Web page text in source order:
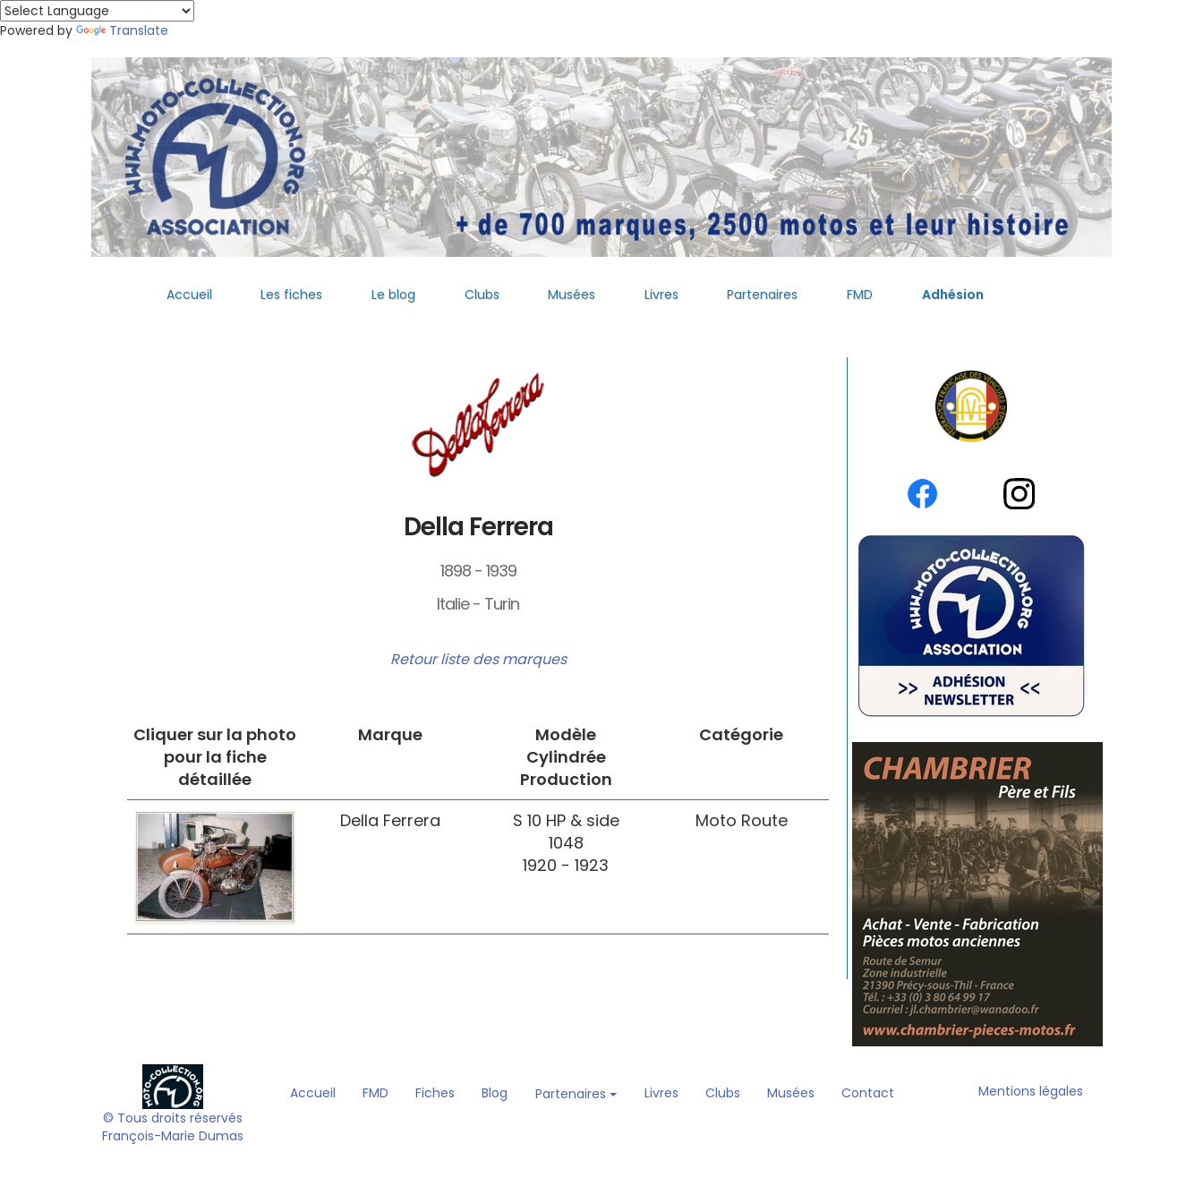
Powered by Translate
Accueil Les fiches Le blog Clubs Musées Livres Partenaires FMD Adhésion
Della Ferrera
1898 - 1939
Italie - Turin
Retour liste des marques
Cliquer sur la photo
pour la fiche
détaillée
Marque
Modèle
Cylindrée
Production
Catégorie
Della Ferrera
S 10 HP & side
1048
1920 - 1923
Moto Route
© Tous droits réservés
François-Marie Dumas
Accueil FMD Fiches Blog Partenaires Livres Clubs Musées Contact Mentions légales